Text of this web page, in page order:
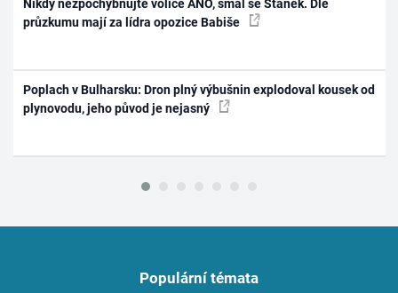
Nikdy nezpochybňujte voliče ANO, smál se Staněk. Dle
průzkumu mají za lídra opozice Babiše
Poplach v Bulharsku: Dron plný výbušnin explodoval kousek od
plynovodu, jeho původ je nejasný
Populární témata